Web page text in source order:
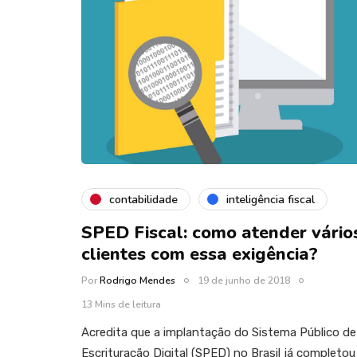
contabilidade inteligência fiscal
SPED Fiscal: como atender
clientes com essa exigência?
PorRodrigo Mendes
19 de junho de 2018
13 Mins de leitura
Acredita que a implantação do Sistema Público de
Escrituração Digital (SPED) no Brasil já completou